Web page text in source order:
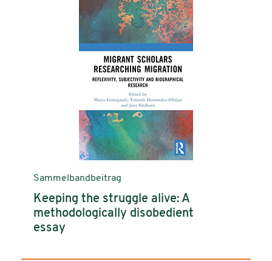
Sammelbandbeitrag
Keeping the struggle alive: A
methodologically disobedient
essay